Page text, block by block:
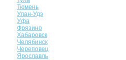
Тюмень
Улан-Удэ
Уфа
Фрязино
Хабаровск
Челябинск
Череповец
Ярославль